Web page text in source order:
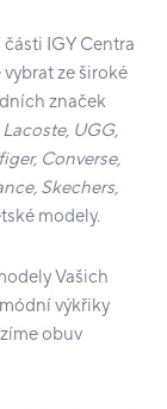
IGY Centra
ze široké
značek
Lacoste, UGG,
Converse,
Skechers,
modely.
Vašich
výkřiky
obuv